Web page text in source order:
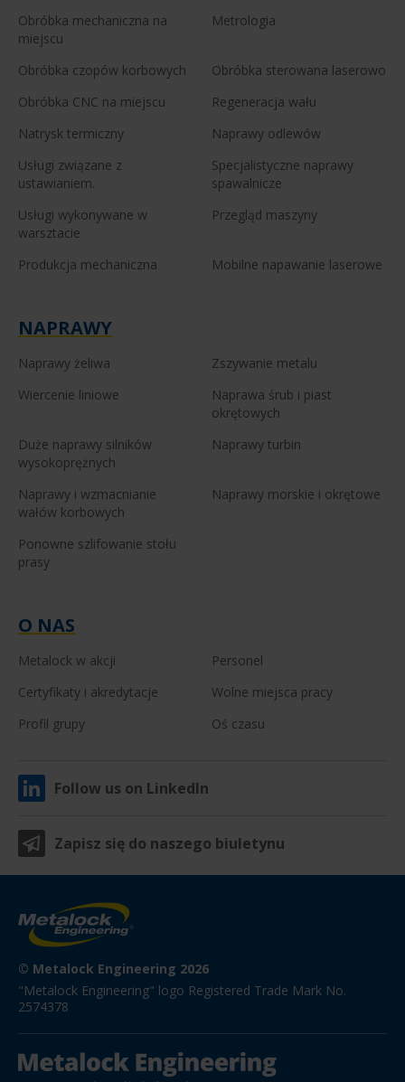
Obróbka mechaniczna na
miejscu
Metrologia
Obróbka czopów korbowych
Obróbka sterowana laserowo
Obróbka CNC na miejscu
Regeneracja wału
Natrysk termiczny
Naprawy odlewów
Usługi związane z
ustawianiem.
Specjalistyczne naprawy
spawalnicze
Usługi wykonywane w
warsztacie
Przegląd maszyny
Produkcja mechaniczna Mobilne napawanie laserowe
NAPRAWY
Naprawy żeliwa
Zszywanie metalu
Wiercenie liniowe
Naprawa śrub i piast
okrętowych
Duże naprawy silników
wysokoprężnych
Naprawy turbin
Naprawy i wzmacnianie
wałów korbowych
Naprawy morskie i okrętowe
Ponowne szlifowanie stołu
prasy
O NAS
Metalock w akcji
Personel
Certyfikaty i akredytacje
Wolne miejsca pracy
Profil grupy
Oś czasu
Follow us on LinkedIn
Zapisz się do naszego biuletynu
© Metalock Engineering 2026
"Metalock Engineering" logo Registered Trade Mark No.
2574378